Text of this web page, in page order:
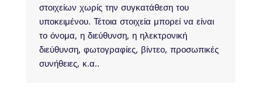
στοιχείων χωρίς την συγκατάθεση του
υποκειμένου. Τέτοια στοιχεία μπορεί να είναι
το όνομα, η διεύθυνση, η ηλεκτρονική
διεύθυνση, φωτογραφίες, βίντεο, προσωπικές
συνήθειες, κ.α..